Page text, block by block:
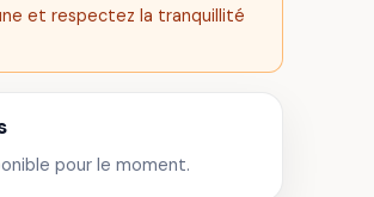
et respectez la tranquillité
pour le moment.